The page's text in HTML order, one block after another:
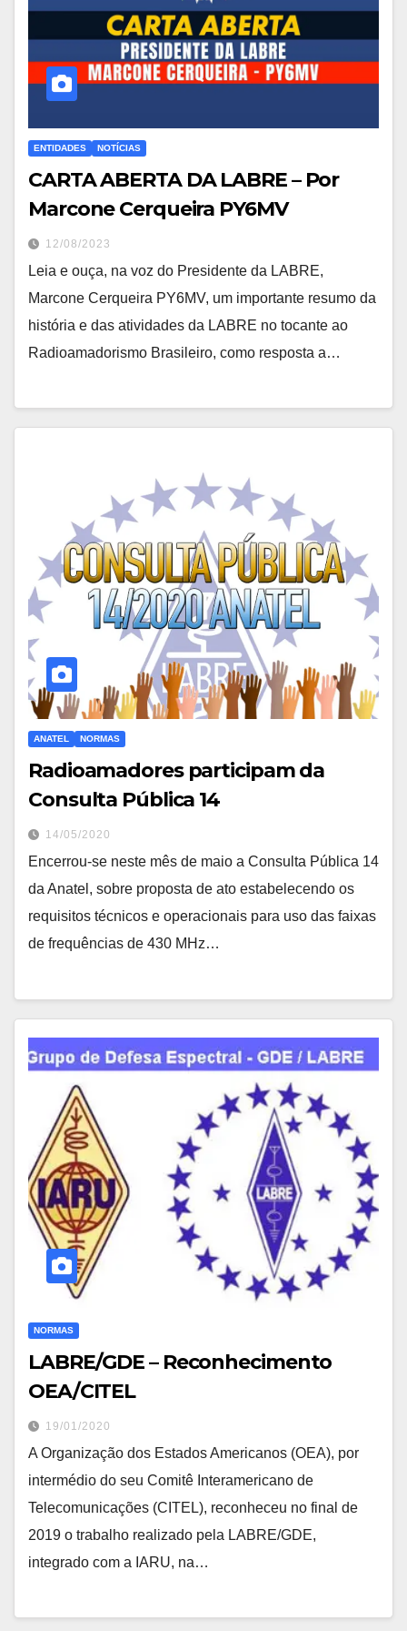
ENTIDADES NOTÍCIAS
CARTA ABERTA DA LABRE – Por
Marcone Cerqueira PY6MV
12/08/2023
Leia e ouça, na voz do Presidente da LABRE,
Marcone Cerqueira PY6MV, um importante resumo da
história e das atividades da LABRE no tocante ao
Radioamadorismo Brasileiro, como resposta a…
ANATEL NORMAS
Radioamadores participam da
Consulta Pública 14
14/05/2020
Encerrou-se neste mês de maio a Consulta Pública 14
da Anatel, sobre proposta de ato estabelecendo os
requisitos técnicos e operacionais para uso das faixas
de frequências de 430 MHz…
NORMAS
LABRE/GDE – Reconhecimento
OEA/CITEL
19/01/2020
A Organização dos Estados Americanos (OEA), por
intermédio do seu Comitê Interamericano de
Telecomunicações (CITEL), reconheceu no final de
2019 o trabalho realizado pela LABRE/GDE,
integrado com a IARU, na…